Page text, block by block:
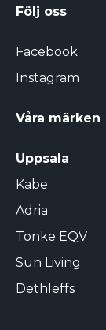
Följ oss
Facebook
Instagram
Våra märken
Uppsala
Kabe
Adria
Tonke EQV
Sun Living
Dethleffs